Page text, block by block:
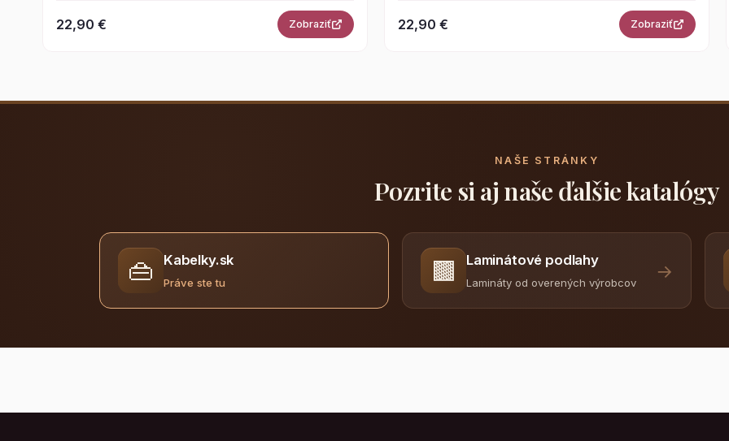
22,90 € Zobraziť 22,90 € Zobraziť
NAŠE STRÁNKY
Pozrite si aj naše ďalšie katalógy
👜 Kabelky.sk
Práve ste tu 🟫 Laminátové podlahy
Lamináty od overených výrobcov
→